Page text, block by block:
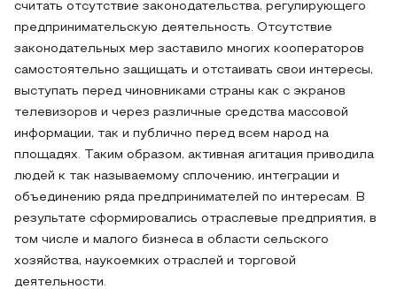
считать отсутствие законодательства, регулирующего
предпринимательскую деятельность. Отсутствие
законодательных мер заставило многих кооператоров
самостоятельно защищать и отстаивать свои интересы,
выступать перед чиновниками страны как с экранов
телевизоров и через различные средства массовой
информации, так и публично перед всем народ на
площадях. Таким образом, активная агитация приводила
людей к так называемому сплочению, интеграции и
объединению ряда предпринимателей по интересам. В
результате сформировались отраслевые предприятия, в
том числе и малого бизнеса в области сельского
хозяйства, наукоемких отраслей и торговой
деятельности.